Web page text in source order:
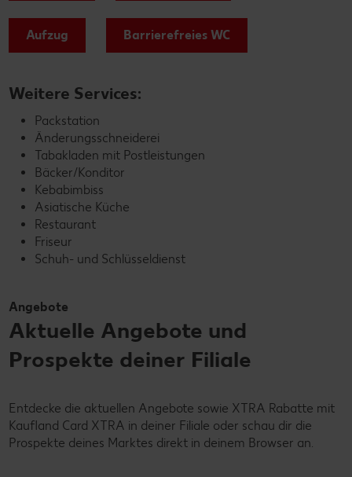
Aufzug Barrierefreies WC
Weitere Services:
Packstation
Änderungsschneiderei
Tabakladen mit Postleistungen
Bäcker/Konditor
Kebabimbiss
Asiatische Küche
Restaurant
Friseur
Schuh- und Schlüsseldienst
Angebote
Aktuelle Angebote und
Prospekte deiner Filiale
Entdecke die aktuellen Angebote sowie XTRA Rabatte mit
Kaufland Card XTRA in deiner Filiale oder schau dir die
Prospekte deines Marktes direkt in deinem Browser an.